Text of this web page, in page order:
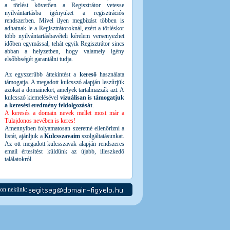
a törlést követően a Regisztrátor vetesse
nyilvántartásba igényüket a regisztrációs
rendszerben. Mivel ilyen megbízást többen is
adhatnak le a Regisztrátoroknál, ezért a törléskor
több nyilvántartásbavételi kérelem versenyezhet
időben egymással, tehát egyik Regisztrátor sincs
abban a helyzetben, hogy valamely igény
elsőbbségét garantálni tudja.
Az egyszerűbb áttekintést a keresőhasználata
támogatja. A megadott kulcsszó alapján leszűrjük
azokat a domaineket, amelyek tartalmazzák azt. A
kulcsszó kiemelésével vizuálisan is támogatjuk
a keresési eredmény feldolgozását.
A keresés a domain nevek mellet most már a
Tulajdonos nevében is keres!
Amennyiben folyamatosan szeretné ellenőrizni a
listát, ajánljuk a Kulcsszavaimszolgáltatásunkat.
Az ott megadott kulcsszavak alapján rendszeres
email értesítést küldünk az újabb, illeszkedő
találatokról.
nekünk: